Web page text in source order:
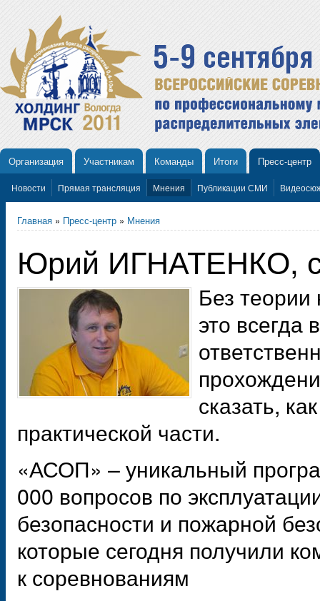
Организация Участникам Команды Итоги Пресс-центр
Новости Прямая трансляция Мнения Публикации СМИ
Главная » Пресс-центр » Мнения
Юрий ИГНАТЕНКО,
Без
это всегда
сказать,
практической части.
«АСОП» – уникальный
000 вопросов по
безопасности и пожарной
которые сегодня получили
к соревнованиям